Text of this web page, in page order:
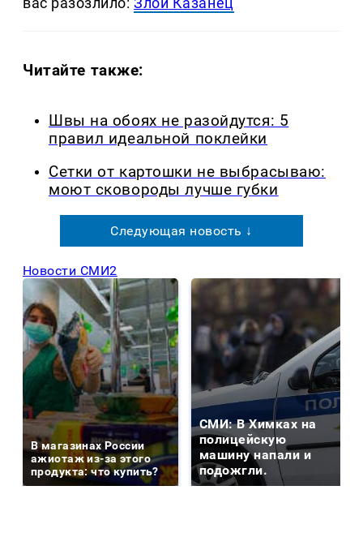
Читайте также:
Швы на обоях не разойдутся: 5
правил идеальной поклейки
Сетки от картошки не выбрасываю:
моют сковороды лучше губки
Следующая новость ↓
Новости СМИ2
В магазинах России
ажиотаж из-за этого
продукта: что купить?
СМИ: В Химках на
полицейскую
машину напали и
подожгли.